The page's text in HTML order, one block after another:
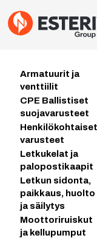
sisältöön
Armatuurit ja
venttiilit
CPE Ballistiset
suojavarusteet
Henkilökohtaiset
varusteet
Letkukelat ja
palopostikaapit
Letkun sidonta,
paikkaus, huolto
ja säilytys
Moottoriruiskut
ja kellupumput